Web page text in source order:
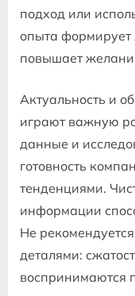
подход или
опыта формирует
повышает
Актуальность и
играют важную
данные и
готовность
тенденциями.
информации
Не
деталями:
воспринимаются